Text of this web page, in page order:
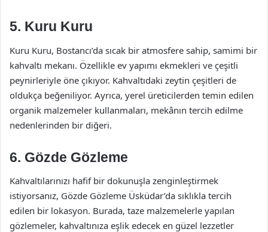
5. Kuru Kuru
Kuru Kuru, Bostancı’da sıcak bir atmosfere sahip, samimi bir
kahvaltı mekanı. Özellikle ev yapımı ekmekleri ve çeşitli
peynirleriyle öne çıkıyor. Kahvaltıdaki zeytin çeşitleri de
oldukça beğeniliyor. Ayrıca, yerel üreticilerden temin edilen
organik malzemeler kullanmaları, mekânın tercih edilme
nedenlerinden bir diğeri.
6. Gözde Gözleme
Kahvaltılarınızı hafif bir dokunuşla zenginleştirmek
istiyorsanız, Gözde Gözleme Üsküdar’da sıklıkla tercih
edilen bir lokasyon. Burada, taze malzemelerle yapılan
gözlemeler, kahvaltınıza eşlik edecek en güzel lezzetler